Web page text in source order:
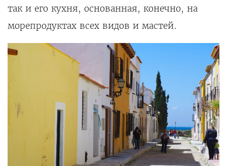
так и его кухня, основанная, конечно, на
морепродуктах всех видов и мастей.